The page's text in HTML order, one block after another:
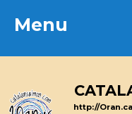
Menu
http://
Menu